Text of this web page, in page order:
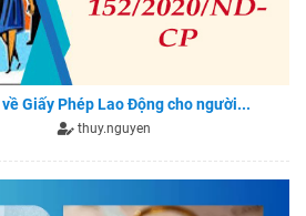
Giấy Phép Lao Động cho người...
thuy.nguyen